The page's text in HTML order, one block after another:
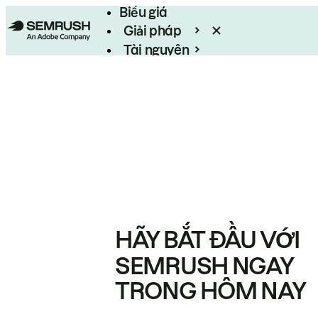
Biểu giá
Giải pháp
Tài nguyên
HÃY BẮT ĐẦU VỚI
SEMRUSH NGAY
TRONG HÔM NAY